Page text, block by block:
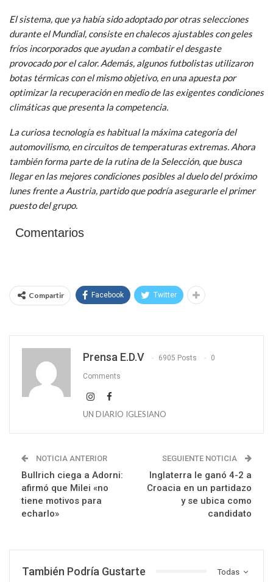
El sistema, que ya había sido adoptado por otras selecciones
durante el Mundial, consiste en chalecos ajustables con geles
fríos incorporados que ayudan a combatir el desgaste
provocado por el calor. Además, algunos futbolistas utilizaron
botas térmicas con el mismo objetivo, en una apuesta por
optimizar la recuperación en medio de las exigentes condiciones
climáticas que presenta la competencia.
La curiosa tecnología es habitual la máxima categoría del
automovilismo, en circuitos de temperaturas extremas. Ahora
también forma parte de la rutina de la Selección, que busca
llegar en las mejores condiciones posibles al duelo del próximo
lunes frente a Austria, partido que podría asegurarle el primer
puesto del grupo.
Comentarios
Compartir Facebook Twitter
Prensa E.D.V 6905 Posts 0
Comments
UN DIARIO IGLESIANO
NOTICIA ANTERIOR
Bullrich ciega a Adorni:
afirmó que Milei «no
tiene motivos para
echarlo»
SEGUIENTE NOTICIA
Inglaterra le ganó 4-2 a
Croacia en un partidazo
y se ubica como
candidato
Todas
También Podría Gustarte